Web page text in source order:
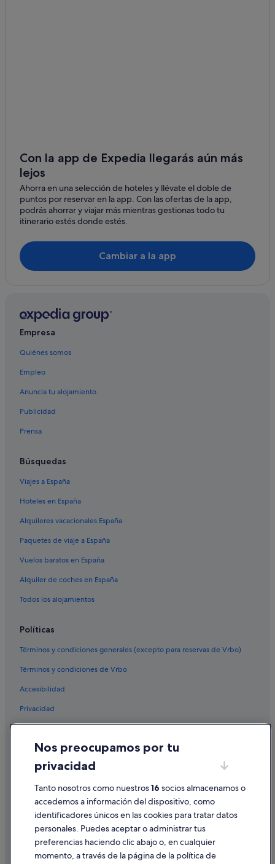
Windham hoteles
Bar Harbor hoteles
Casas de campo en Bremen
Medway hoteles
Hoteles de 4 estrellas en Camden
Alexander hoteles
Con la app de Expedia llegarás aún más
lejos
Ahorra en una selección de hoteles y llévate el doble de
puntos por reservar en la app. Con las ofertas de la app,
podrás ahorrar y viajar más mientras gestionas todo tu
itinerario estés donde estés.
Cambiar a la app
Empresa
Quiénes somos
Empleo
Anuncia tu alojamiento
Publicidad
Prensa
Búsquedas
Viajes a España
Hoteles en España
Alquileres vacacionales España
Paquetes de viaje a España
Vuelos baratos en España
Alquiler de coches en España
Todos los alojamientos
Políticas
Términos y condiciones generales (excepto para reservas de Vrbo)
Términos y condiciones de Vrbo
Accesibilidad
Privacidad
Condiciones de uso
Información legal/contacto
Pautas sobre el contenido y cómo denunciar contenido
Ayuda
Cancelar un vuelo
Nos preocupamos por tu
privacidad
Tanto nosotros como nuestros16 socios almacenamos o
accedemos a información del dispositivo, como
identificadores únicos en las cookies para tratar datos
personales. Puedes aceptar o administrar tus
preferencias haciendo clic abajo o, en cualquier
momento, a través de la página de la política de